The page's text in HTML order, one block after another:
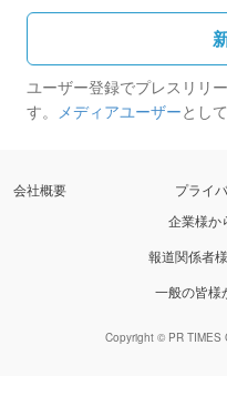
ユーザー登録でプレスリリ
す。 メディアユーザーとし
会社概要 プライ
企業様か
報道関係者
一般の皆様
Copyright © PR TIMES